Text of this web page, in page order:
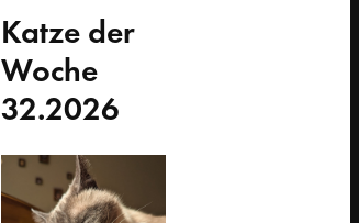
Katze der
Woche
32.2026